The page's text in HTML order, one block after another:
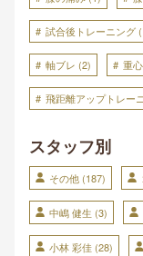
試合後トレーニング
軸ブレ (2) 重
飛距離アップトレー
スタッフ別
その他 (187)
中嶋 健生 (3)
小林 彩佳 (28)